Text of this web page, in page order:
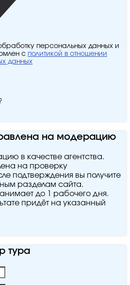
персональных данных и
с политикой в отношении
данных
на модерацию
в качестве агентства.
на проверку
подтверждения вы получите
разделам сайта.
до 1 рабочего дня.
придёт на указанный
тура